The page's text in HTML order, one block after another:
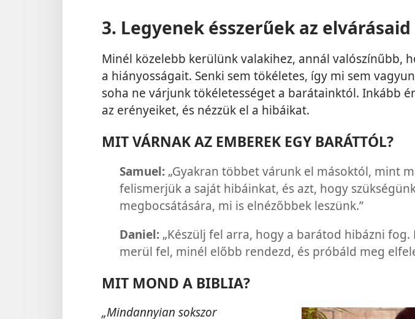
3. Legyenek ésszerűek az elvárásaid
Minél közelebb kerülünk valakihez, annál valószínűbb,
a hiányosságait. Senki sem tökéletes, így mi sem
soha ne várjunk tökéletességet a barátainktól. Inkább
az erényeiket, és nézzük el a hibáikat.
MIT VÁRNAK AZ EMBEREK EGY BARÁTTÓL?
Samuel: „Gyakran többet várunk el másoktól, mint
felismerjük a saját hibáinkat, és azt, hogy
megbocsátására, mi is elnézőbbek leszünk.”
Daniel: „Készülj fel arra, hogy a barátod hibázni fog.
merül fel, minél előbb rendezd, és próbáld meg
MIT MOND A BIBLIA?
„Mindannyian sokszor